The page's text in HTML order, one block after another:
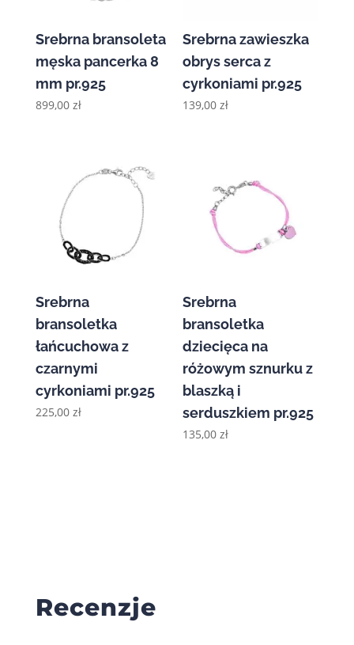
Srebrna bransoleta
męska pancerka 8
mm pr.925
899,00 zł
Srebrna zawieszka
obrys serca z
cyrkoniami pr.925
139,00zł
Srebrna
bransoletka
łańcuchowa z
czarnymi
cyrkoniami pr.925
225,00 zł
Srebrna
bransoletka
dziecięca na
różowym sznurku z
blaszką i
serduszkiem pr.925
135,00zł
Recenzje